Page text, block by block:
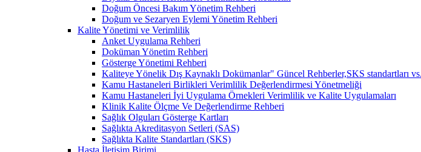
Doğum Öncesi Bakım Yönetim Rehberi
Doğum ve Sezaryen Eylemi Yönetim Rehberi
Kalite Yönetimi ve Verimlilik
Anket Uygulama Rehberi
Doküman Yönetim Rehberi
Gösterge Yönetimi Rehberi
Kaliteye Yönelik Dış Kaynaklı Dokümanlar" Güncel Rehberler,SKS standartları
Kamu Hastaneleri Birlikleri Verimlilik Değerlendirmesi Yönetmeliği
Kamu Hastaneleri İyi Uygulama Örnekleri Verimlilik ve Kalite Uygulamaları
Klinik Kalite Ölçme Ve Değerlendirme Rehberi
Sağlık Olguları Gösterge Kartları
Sağlıkta Akreditasyon Setleri (SAS)
Sağlıkta Kalite Standartları (SKS)
Hasta İletişim Birimi